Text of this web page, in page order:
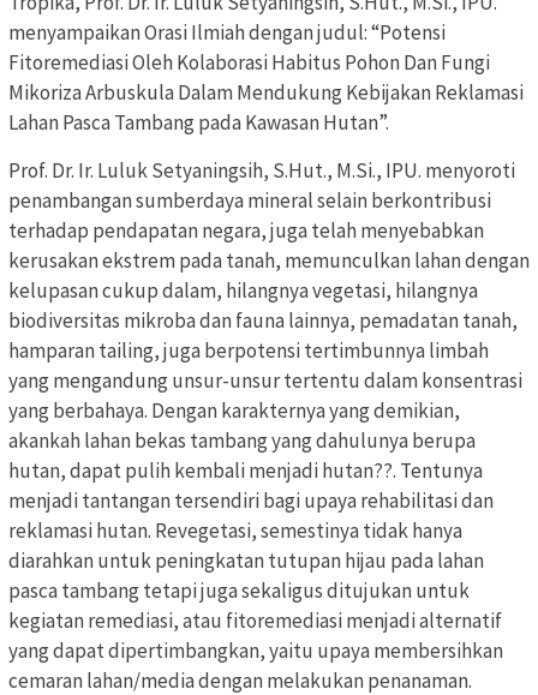
menyampaikan Orasi Ilmiah dengan judul: “Potensi
Fitoremediasi Oleh Kolaborasi Habitus Pohon Dan Fungi
Mikoriza Arbuskula Dalam Mendukung Kebijakan Reklamasi
Lahan Pasca Tambang pada Kawasan Hutan”.
Prof. Dr. Ir. Luluk Setyaningsih, S.Hut., M.Si., IPU. menyoroti
penambangan sumberdaya mineral selain berkontribusi
terhadap pendapatan negara, juga telah menyebabkan
kerusakan ekstrem pada tanah, memunculkan lahan dengan
kelupasan cukup dalam, hilangnya vegetasi, hilangnya
biodiversitas mikroba dan fauna lainnya, pemadatan tanah,
hamparan tailing, juga berpotensi tertimbunnya limbah
yang mengandung unsur-unsur tertentu dalam konsentrasi
yang berbahaya. Dengan karakternya yang demikian,
akankah lahan bekas tambang yang dahulunya berupa
hutan, dapat pulih kembali menjadi hutan??. Tentunya
menjadi tantangan tersendiri bagi upaya rehabilitasi dan
reklamasi hutan. Revegetasi, semestinya tidak hanya
diarahkan untuk peningkatan tutupan hijau pada lahan
pasca tambang tetapi juga sekaligus ditujukan untuk
kegiatan remediasi, atau fitoremediasi menjadi alternatif
yang dapat dipertimbangkan, yaitu upaya membersihkan
cemaran lahan/media dengan melakukan penanaman.